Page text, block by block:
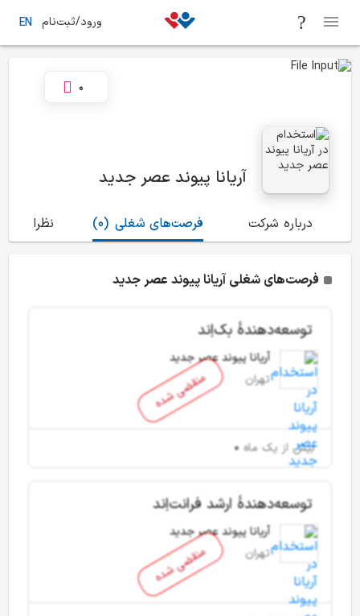
ورود/ثبت‌نام EN
آریانا پیوند عصر جدید
0
درباره شرکت (0) فرصت‌های شغلی نظرات
فرصت‌های شغلی آریانا پیوند عصر جدید
منقضی شده
توسعه‌دهندۀ بک‌اِند
آریانا پیوند عصر جدید
تهران
بیش از یک ماه
منقضی شده
توسعه‌دهندۀ ارشد فرانت‌اِند
آریانا پیوند عصر جدید
تهران